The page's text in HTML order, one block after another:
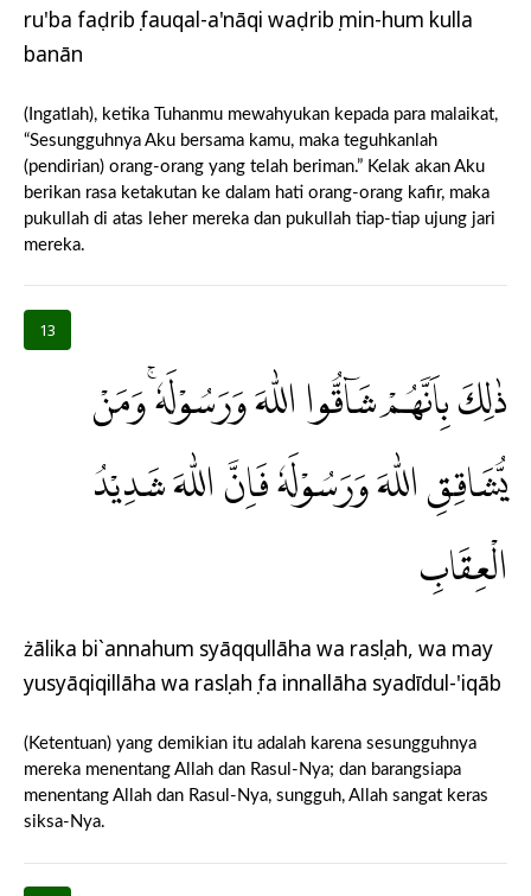
ru'ba faḍribụ fauqal-a'nāqi waḍribụ min-hum kulla
banān
(Ingatlah), ketika Tuhanmu mewahyukan kepada para malaikat,
“Sesungguhnya Aku bersama kamu, maka teguhkanlah
(pendirian) orang-orang yang telah beriman.” Kelak akan Aku
berikan rasa ketakutan ke dalam hati orang-orang kafir, maka
pukullah di atas leher mereka dan pukullah tiap-tiap ujung jari
mereka.
13
ذٰلِكَ بِاَنَّهُمْ شَاۤقُّوا اللّٰهَ وَرَسُوْلَهٗۚ وَمَنْ
يُّشَاقِقِ اللّٰهَ وَرَسُوْلَهٗ فَاِنَّ اللّٰهَ شَدِيْدُ
الْعِقَابِ
żālika bi`annahum syāqqullāha wa rasụlah, wa may
yusyāqiqillāha wa rasụlahụ fa innallāha syadīdul-'iqāb
(Ketentuan) yang demikian itu adalah karena sesungguhnya
mereka menentang Allah dan Rasul-Nya; dan barangsiapa
menentang Allah dan Rasul-Nya, sungguh, Allah sangat keras
siksa-Nya.